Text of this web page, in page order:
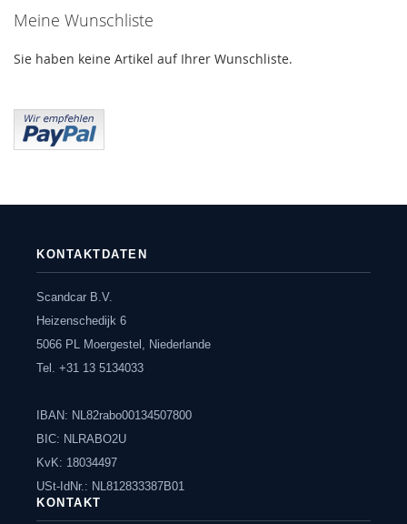
Meine Wunschliste
Sie haben keine Artikel auf Ihrer Wunschliste.
KONTAKTDATEN
Scandcar B.V.
Heizenschedijk 6
5066 PL Moergestel, Niederlande
Tel. +31 13 5134033
IBAN: NL82rabo00134507800
BIC: NLRABO2U
KvK: 18034497
USt-IdNr.: NL812833387B01
KONTAKT